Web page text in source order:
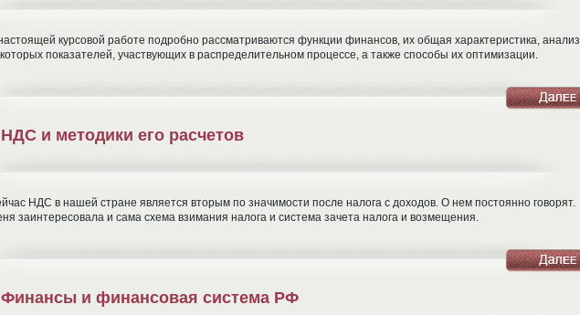
курсовой работе подробно рассматриваются функции финансов, их общая характеристика, анализ
показателей, участвующих в распределительном процессе, а также способы их оптимизации.
НДС и методики его расчетов
НДС в нашей стране является вторым по значимости после налога с доходов. О нем постоянно говорят.
заинтересовала и сама схема взимания налога и система зачета налога и возмещения.
Финансы и финансовая система РФ